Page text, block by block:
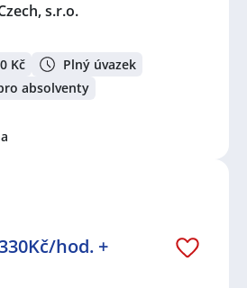
s.r.o.
Kč
Plný úvazek
absolventy
hod. +